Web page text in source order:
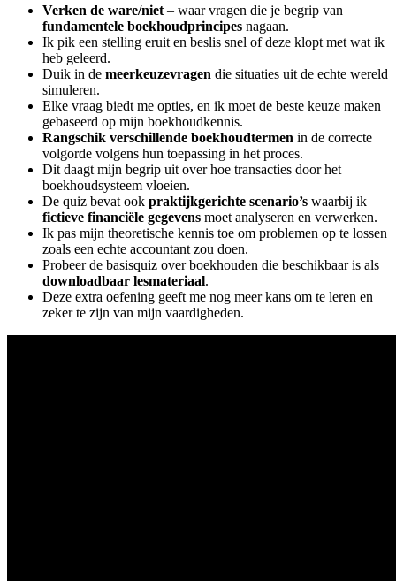
Verken de ware/niet – waar vragen die je begrip van
fundamentele boekhoudprincipes nagaan.
Ik pik een stelling eruit en beslis snel of deze klopt met wat ik
heb geleerd.
Duik in de meerkeuzevragen die situaties uit de echte wereld
simuleren.
Elke vraag biedt me opties, en ik moet de beste keuze maken
gebaseerd op mijn boekhoudkennis.
Rangschik verschillende boekhoudtermen in de correcte
volgorde volgens hun toepassing in het proces.
Dit daagt mijn begrip uit over hoe transacties door het
boekhoudsysteem vloeien.
De quiz bevat ook praktijkgerichte scenario’s waarbij ik
fictieve financiële gegevens moet analyseren en verwerken.
Ik pas mijn theoretische kennis toe om problemen op te lossen
zoals een echte accountant zou doen.
Probeer de basisquiz over boekhouden die beschikbaar is als
downloadbaar lesmateriaal.
Deze extra oefening geeft me nog meer kans om te leren en
zeker te zijn van mijn vaardigheden.